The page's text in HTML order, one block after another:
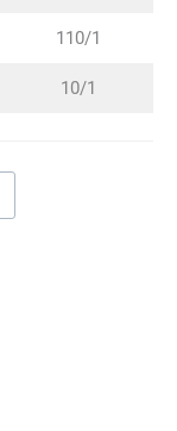
110/1
10/1